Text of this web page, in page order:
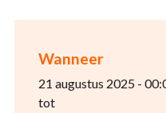
Wanneer
21 augustus 2025 -
tot